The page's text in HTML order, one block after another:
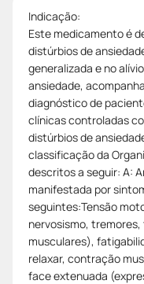
Indicação:
Este medicamento é
distúrbios de
generalizada e no
ansiedade,
diagnóstico de
clínicas controladas
distúrbios de
classificação da
descritos a seguir: A:
manifestada por
seguintes:Tensão
nervosismo,
musculares),
relaxar, contração
face extenuada